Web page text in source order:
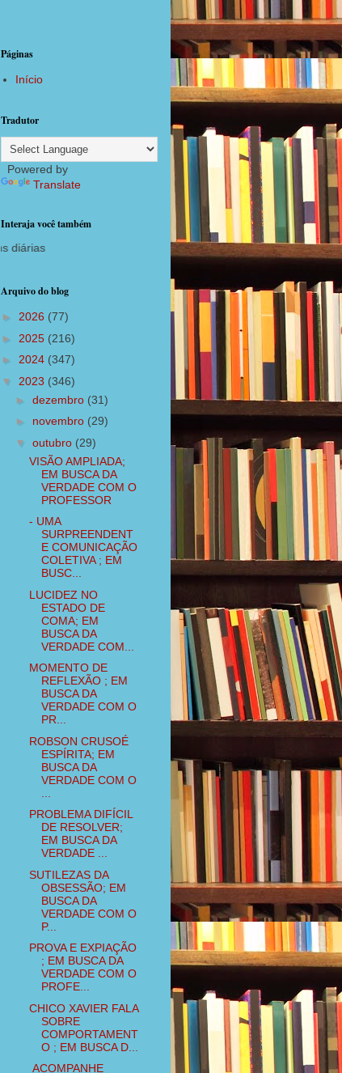
Páginas
Início
Tradutor
Powered by
Translate
Interaja você também
agora com postagens diárias
Arquivo do blog
► 2026 (77)
► 2025 (216)
► 2024 (347)
▼ 2023 (346)
► dezembro (31)
► novembro (29)
▼ outubro (29)
VISÃO AMPLIADA;
EM BUSCA DA
VERDADE COM O
PROFESSOR
- UMA
SURPREENDENT
E COMUNICAÇÃO
COLETIVA ; EM
BUSC...
LUCIDEZ NO
ESTADO DE
COMA; EM
BUSCA DA
VERDADE COM...
MOMENTO DE
REFLEXÃO ; EM
BUSCA DA
VERDADE COM O
PR...
ROBSON CRUSOÉ
ESPÍRITA; EM
BUSCA DA
VERDADE COM O
PROBLEMA DIFÍCIL
DE RESOLVER;
EM BUSCA DA
VERDADE ...
SUTILEZAS DA
OBSESSÃO; EM
BUSCA DA
VERDADE COM O
P...
PROVA E EXPIAÇÃO
; EM BUSCA DA
VERDADE COM O
PROFE...
CHICO XAVIER FALA
SOBRE
COMPORTAMENT
O ; EM BUSCA D...
ACOMPANHE